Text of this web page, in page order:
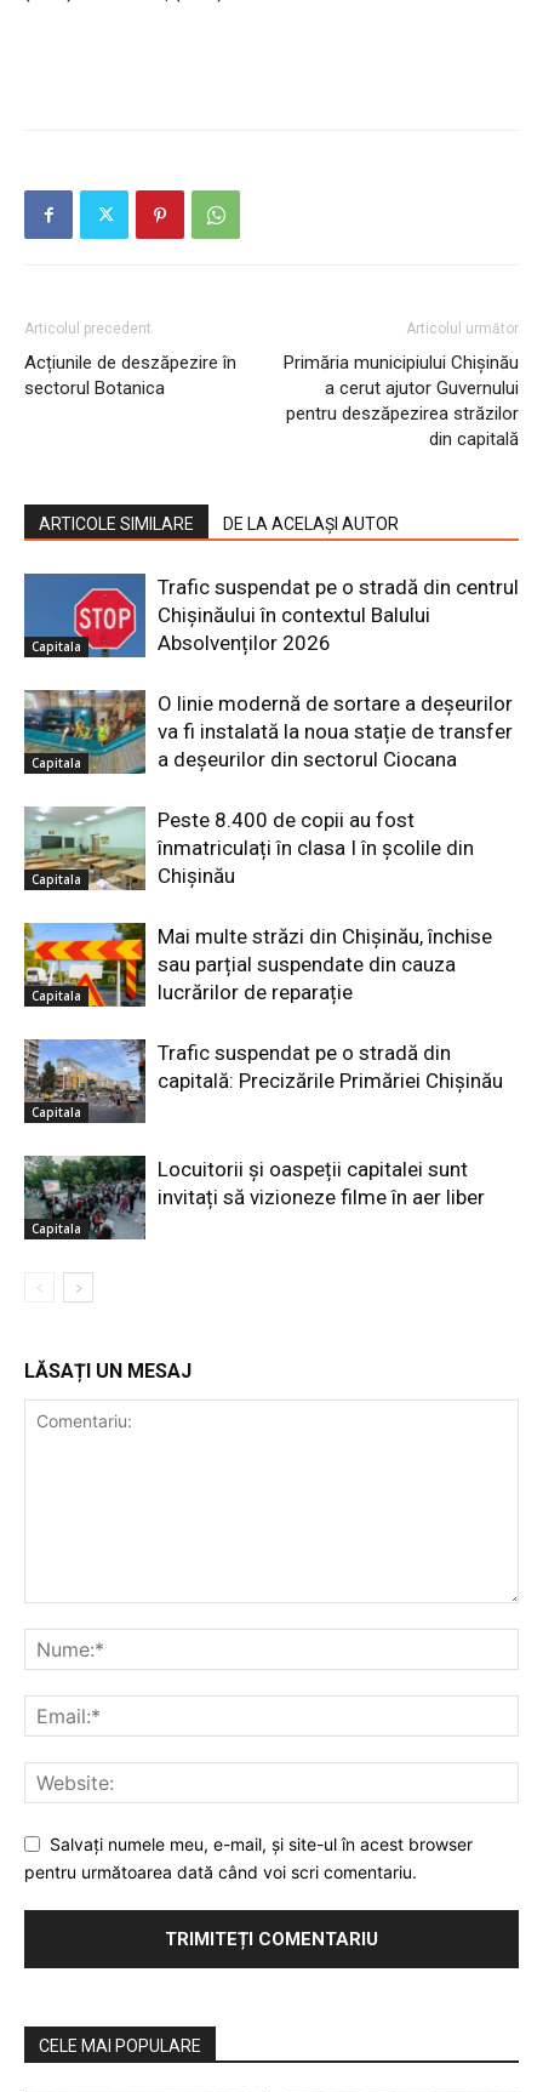
Articolul precedent
Acțiunile de deszăpezire în
sectorul Botanica
Articolul următor
Primăria municipiului Chișinău
a cerut ajutor Guvernului
pentru deszăpezirea străzilor
din capitală
ARTICOLE SIMILARE DE LA ACELAȘI AUTOR
Capitala
Trafic suspendat pe o stradă din centrul
Chișinăului în contextul Balului
Absolvenților 2026
Capitala
O linie modernă de sortare a deșeurilor
va fi instalată la noua stație de transfer
a deșeurilor din sectorul Ciocana
Capitala
Peste 8.400 de copii au fost
înmatriculați în clasa I în școlile din
Chișinău
Capitala
Mai multe străzi din Chișinău, închise
sau parțial suspendate din cauza
lucrărilor de reparație
Capitala
Trafic suspendat pe o stradă din
capitală: Precizările Primăriei Chișinău
Capitala
Locuitorii și oaspeții capitalei sunt
invitați să vizioneze filme în aer liber
LĂSAȚI UN MESAJ
Salvaţi numele meu, e-mail, şi site-ul în acest browser
pentru următoarea dată când voi scri comentariu.
CELE MAI POPULARE